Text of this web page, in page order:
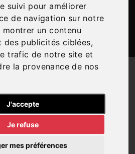
suivi pour améliorer
de navigation sur notre
un contenu
des publicités ciblées,
trafic de notre site et
la provenance de nos
J'accepte
Je refuse
mes préférences
Découvrir